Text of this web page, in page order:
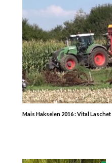
Mais Hakselen 2016 : Vital Laschet